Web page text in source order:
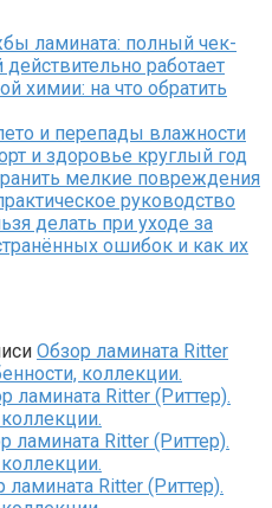
ламината: полный чек-
работает
химии: на что обратить
и перепады влажности
и здоровье круглый год
мелкие повреждения
руководство
делать при уходе за
ошибок и как их
Обзор ламината Ritter
коллекции.
ламината Ritter (Риттер).
ламината Ritter (Риттер).
ламината Ritter (Риттер).